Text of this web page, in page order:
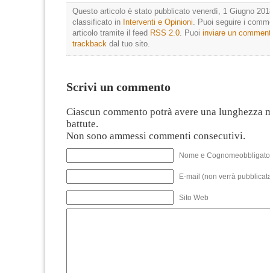
Questo articolo è stato pubblicato venerdì, 1 Giugno
classificato in Interventi e Opinioni. Puoi seguire i
articolo tramite il feed RSS 2.0. Puoi inviare un
trackback dal tuo sito.
Scrivi un commento
Ciascun commento potrà avere una lunghezza
battute.
Non sono ammessi commenti consecutivi.
Nome e
E-mail (non verrà
Sito Web